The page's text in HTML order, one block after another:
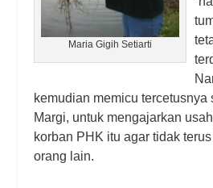
Maria Gigih Setiarti
kemudian memicu tercetusnya
Margi, untuk mengajarkan
korban PHK itu agar tidak
orang lain.